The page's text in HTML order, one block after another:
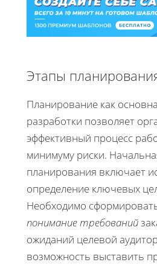
Этапы
Планирование как
разработки позволяет
эффективный процесс
минимуму риски.
планирования включает
определение ключевых
Необходимо
понимание требований
ожиданий целевой
возможность выставить